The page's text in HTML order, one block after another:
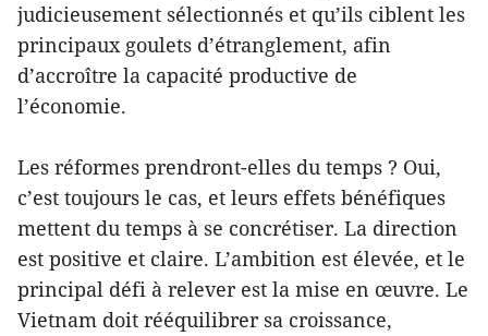
judicieusement sélectionnés et qu’ils ciblent les
principaux goulets d’étranglement, afin
d’accroître la capacité productive de
l’économie.
Les réformes prendront-elles du temps ? Oui,
c’est toujours le cas, et leurs effets bénéfiques
mettent du temps à se concrétiser. La direction
est positive et claire. L’ambition est élevée, et le
principal défi à relever est la mise en œuvre. Le
Vietnam doit rééquilibrer sa croissance,